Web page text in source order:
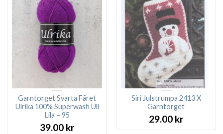
Garntorget Svarta Fåret
Ulrika 100% Superwash Ull
Lila – 95
39.00 kr
Siri Julstrumpa 2413 X
Garntorget
29.00 kr